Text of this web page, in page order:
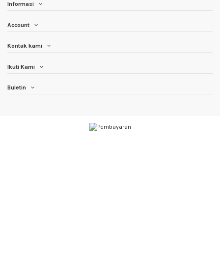
Informasi
Account
Kontak kami
Ikuti Kami
Buletin